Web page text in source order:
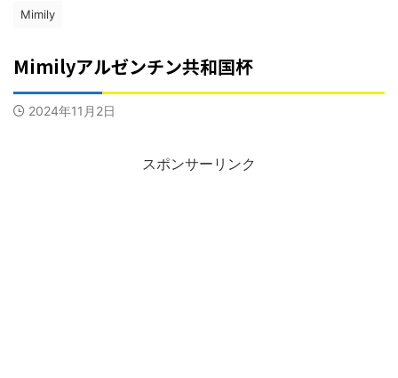
Mimily
Mimilyアルゼンチン共和国杯
2024年11月2日
スポンサーリンク